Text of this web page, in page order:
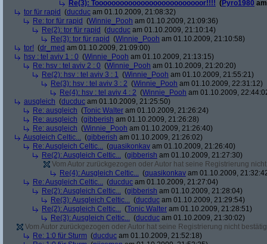
Re(3): Toooooooooooooooooooooooooor!!!! (Pyro1980
tor für rapid (ducduc am 01.10.2009, 21:08:32)
Re: tor für rapid (Winnie_Pooh am 01.10.2009, 21:09:36)
Re(2): tor für rapid (ducduc am 01.10.2009, 21:10:14)
Re(3): tor für rapid (Winnie_Pooh am 01.10.2009, 21:10:58)
tor! (dr_med am 01.10.2009, 21:09:00)
hsv : tel aviv 1 : 0 (Winnie_Pooh am 01.10.2009, 21:13:15)
Re: hsv : tel aviv 2 : 0 (Winnie_Pooh am 01.10.2009, 21:20:20)
Re(2): hsv : tel aviv 3 : 1 (Winnie_Pooh am 01.10.2009, 21:55:21)
Re(3): hsv : tel aviv 3 : 2 (Winnie_Pooh am 01.10.2009, 22:31:12)
Re(4): hsv : tel aviv 4 : 2 (Winnie_Pooh am 01.10.2009,
ausgleich (ducduc am 01.10.2009, 21:25:50)
Re: ausgleich (Tonic Walter am 01.10.2009, 21:26:24)
Re: ausgleich (gibberish am 01.10.2009, 21:26:28)
Re: ausgleich (Winnie_Pooh am 01.10.2009, 21:26:40)
Ausgleich Celtic... (gibberish am 01.10.2009, 21:26:02)
Re: Ausgleich Celtic... (quasikonkav am 01.10.2009, 21:26:40)
Re(2): Ausgleich Celtic... (gibberish am 01.10.2009, 21:27:30)
Vom Autor zurückgezogen oder Autor hat seine Registrierung
Re(4): Ausgleich Celtic... (quasikonkav am 01.10.2009,
Re: Ausgleich Celtic... (ducduc am 01.10.2009, 21:27:04)
Re(2): Ausgleich Celtic... (gibberish am 01.10.2009, 21:28:04)
Re(3): Ausgleich Celtic... (ducduc am 01.10.2009, 21:29:54)
Re(2): Ausgleich Celtic... (Tonic Walter am 01.10.2009, 21:28:51)
Re(3): Ausgleich Celtic... (ducduc am 01.10.2009, 21:30:02)
Vom Autor zurückgezogen oder Autor hat seine Registrierung nicht
Re: 1:0 für Sturm (ducduc am 01.10.2009, 21:52:18)